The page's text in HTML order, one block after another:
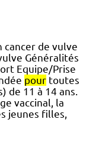
cancer de vulve
Généralités
Equipe/Prise
pour toutes
de 11 à 14 ans.
vaccinal, la
jeunes filles,